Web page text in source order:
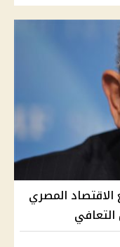
المصري
التعافي